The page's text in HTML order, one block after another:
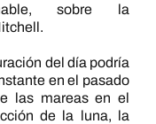
sobre la
del día podría
en el pasado
las mareas en el
de la luna, la